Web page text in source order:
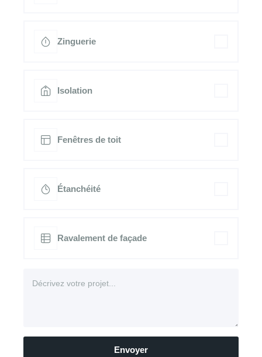
Zinguerie
Isolation
Fenêtres de toit
Étanchéité
Ravalement de façade
Envoyer